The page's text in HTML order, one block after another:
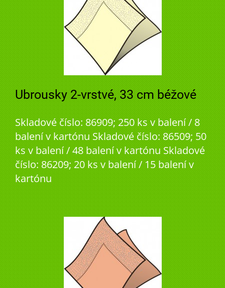
Ubrousky 2-vrstvé, 33 cm béžové
Skladové číslo: 86909; 250 ks v balení / 8
balení v kartónu Skladové číslo: 86509; 50
ks v balení / 48 balení v kartónu Skladové
číslo: 86209; 20 ks v balení / 15 balení v
kartónu